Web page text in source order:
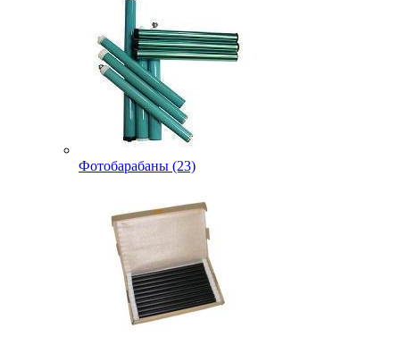
Фотобарабаны (23)